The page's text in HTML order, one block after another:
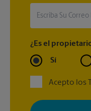
¿Es el
Sí
Acepto los
Al registrarse, acepta
Store con noticias,